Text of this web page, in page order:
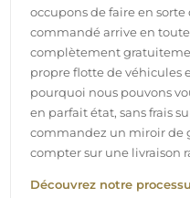
occupons de faire en
commandé arrive en
complètement
propre flotte de véhicules
pourquoi nous pouvons
en parfait état, sans frais
commandez un miroir de
compter sur une livraison
Découvrez notre